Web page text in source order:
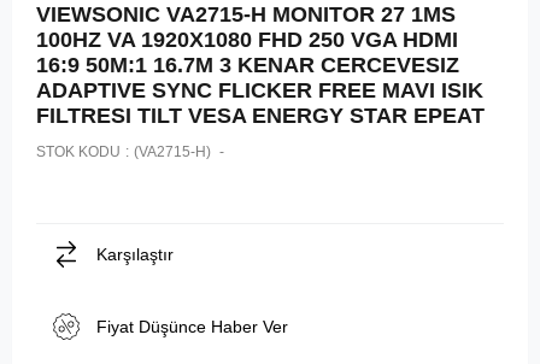
VIEWSONIC VA2715-H MONITOR 27 1MS
100HZ VA 1920X1080 FHD 250 VGA HDMI
16:9 50M:1 16.7M 3 KENAR CERCEVESIZ
ADAPTIVE SYNC FLICKER FREE MAVI ISIK
FILTRESI TILT VESA ENERGY STAR EPEAT
STOK KODU (VA2715-H)
Karşılaştır
Fiyat Düşünce Haber Ver